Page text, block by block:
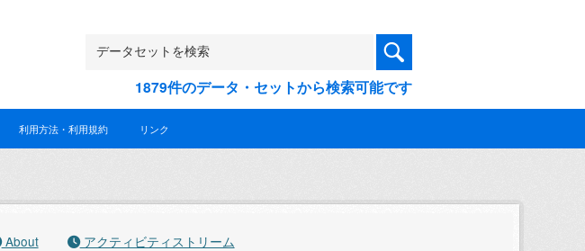
1879件のデータ・セットから検索可能です
利用方法・利用規約 リンク
About アクティビティストリーム